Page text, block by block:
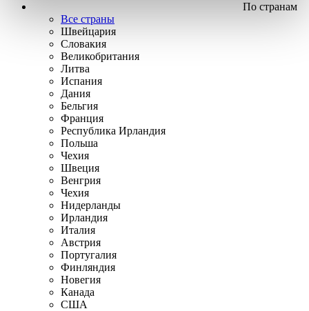
По странам
Все страны
Швейцария
Словакия
Великобритания
Литва
Испания
Дания
Бельгия
Франция
Республика Ирландия
Польша
Чехия
Швеция
Венгрия
Чехия
Нидерланды
Ирландия
Италия
Австрия
Португалия
Финляндия
Новегия
Канада
США